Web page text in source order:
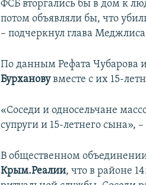
ФСБ вторгались бы в дом к
потом объявляли бы, что
– подчеркнул глава
По данным Рефата Чубарова
Бурхановувместе с их 15-
«Соседи и односельчане
супруги и 15-летнего сына»,
В общественном
Крым.Реалии, что в районе